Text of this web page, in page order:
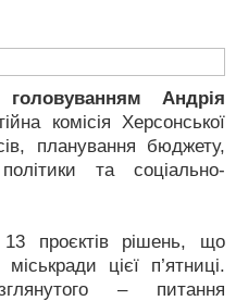
головуванням Андрія
комісія Херсонської
планування бюджету,
та соціально-
13 проєктів рішень, що
цієї п’ятниці.
– питання